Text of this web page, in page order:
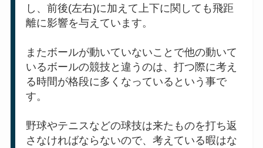
し、前後(左右)に加えて上下に関しても飛距
離に影響を与えています。
またボールが動いていないことで他の動いて
いるボールの競技と違うのは、打つ際に考え
る時間が格段に多くなっているという事で
す。
野球やテニスなどの球技は来たものを打ち返
さなければならないので、考えている暇はな